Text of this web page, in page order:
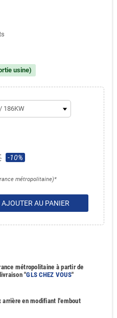
usine)
-10%
métropolitaine)*
AJOUTER AU PANIER
métropolitaine à partir de
"GLS CHEZ VOUS"
en modifiant l'embout